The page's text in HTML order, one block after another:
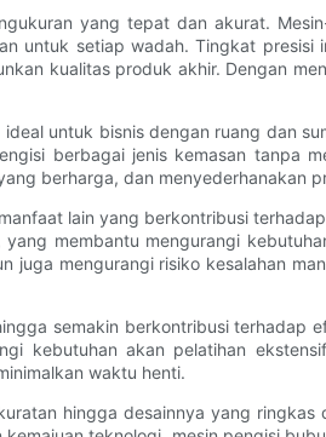
yang tepat dan akurat.
untuk setiap wadah. Tingkat
kualitas produk akhir. Dengan
untuk bisnis dengan ruang dan
berbagai jenis kemasan tanpa
berharga, dan menyederhanakan
lain yang berkontribusi
membantu mengurangi
mengurangi risiko kesalahan
semakin berkontribusi terhadap
kebutuhan akan pelatihan
waktu henti.
hingga desainnya yang